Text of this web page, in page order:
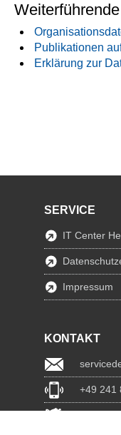
Publikationen
Erklärung zur
SERVICE
IT Center
Impressum
KONTAKT
+49 241